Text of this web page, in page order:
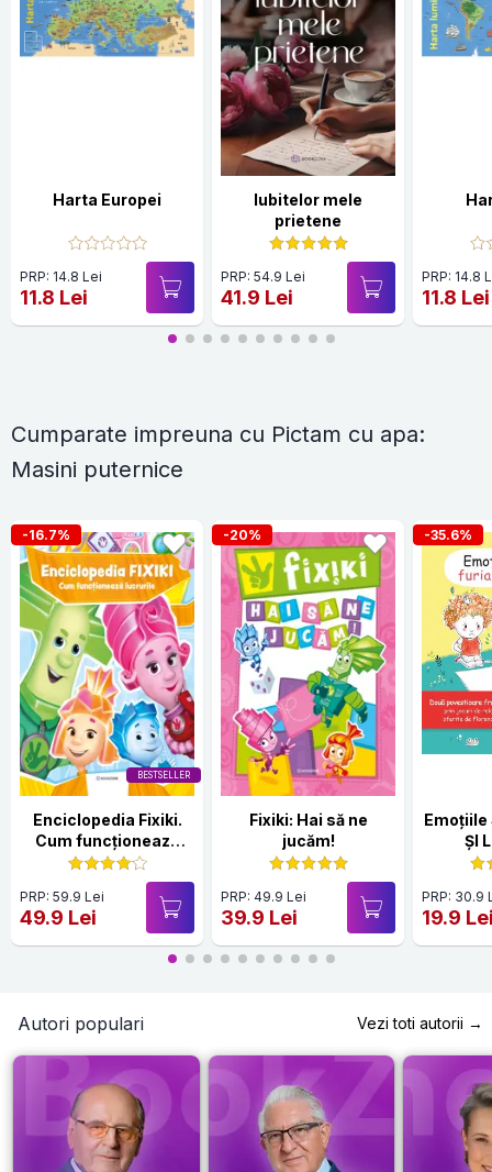
Harta Europei
PRP: 14.8 Lei
11.8 Lei
Iubitelor mele
prietene
PRP: 54.9 Lei
41.9 Lei
PRP: 14.8
11.8 Lei
Cumparate impreuna cu Pictam cu apa:
Masini puternice
BESTSELLER
-16.7%
Enciclopedia Fixiki.
Cum funcționează
lucrurile
PRP: 59.9 Lei
49.9 Lei
-20%
Fixiki: Hai să ne
jucăm!
PRP: 49.9 Lei
39.9 Lei
-35.6%
Emoțiile
ȘI
PRP: 30.9
19.9
Autori populari Vezi toti autorii →